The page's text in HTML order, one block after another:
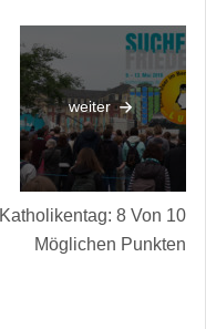
weiter
Katholikentag: 8 Von 10
Möglichen Punkten